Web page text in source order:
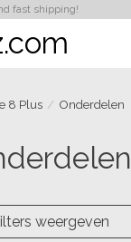
fast shipping!
8 Plus / Onderdelen
weergeven